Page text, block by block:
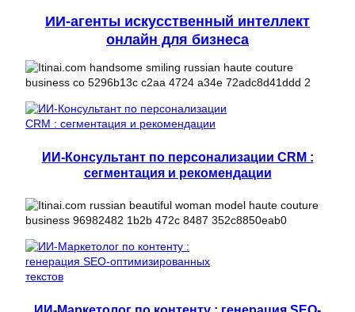
ИИ-агенты искусственный интеллект
онлайн для бизнеса
ИИ-Консультант по персонализации CRM :
сегментация и рекомендации